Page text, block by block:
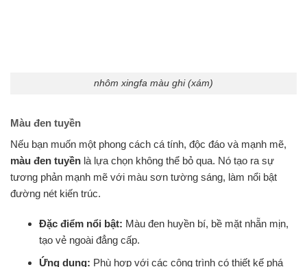
nhôm xingfa màu ghi (xám)
Màu đen tuyền
Nếu bạn muốn một phong cách cá tính, độc đáo và mạnh mẽ,
màu đen tuyền là lựa chọn không thể bỏ qua. Nó tạo ra sự
tương phản mạnh mẽ với màu sơn tường sáng, làm nổi bật
đường nét kiến trúc.
Đặc điểm nổi bật: Màu đen huyền bí, bề mặt nhẵn mịn,
tạo vẻ ngoài đẳng cấp.
Ứng dụng: Phù hợp với các công trình có thiết kế phá